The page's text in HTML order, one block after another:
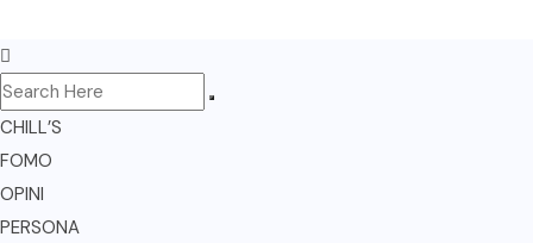
CHILL’S
FOMO
OPINI
PERSONA